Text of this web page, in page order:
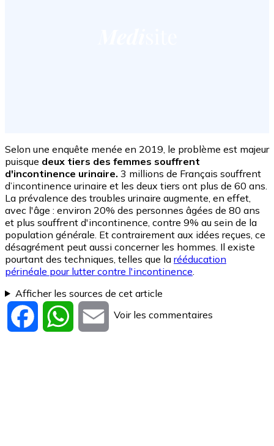
Selon une enquête menée en 2019, le problème est majeur
puisque deux tiers des femmes souffrent
d'incontinence urinaire. 3 millions de Français souffrent
d’incontinence urinaire et les deux tiers ont plus de 60 ans.
La prévalence des troubles urinaire augmente, en effet,
avec l'âge : environ 20% des personnes âgées de 80 ans
et plus souffrent d'incontinence, contre 9% au sein de la
population générale. Et contrairement aux idées reçues, ce
désagrément peut aussi concerner les hommes. Il existe
pourtant des techniques, telles que la rééducation
périnéale pour lutter contre l'incontinence
Afficher les sources de cet article
Facebook WhatsApp
Email
Voir les commentaires